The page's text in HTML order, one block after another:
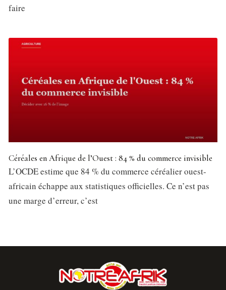
faire
Céréales en Afrique de l’Ouest : 84 % du commerce invisible
L’OCDE estime que 84 % du commerce céréalier ouest-
africain échappe aux statistiques officielles. Ce n’est pas
une marge d’erreur, c’est